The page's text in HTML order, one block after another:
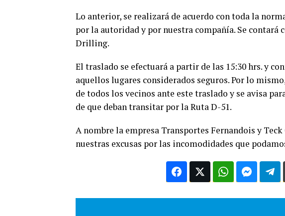
Lo anterior, se realizará de acuerdo con toda la
por la autoridad y por nuestra compañía. Se contará
Drilling.
El traslado se efectuará a partir de las 15:30 hrs. y
aquellos lugares considerados seguros. Por lo
de todos los vecinos ante este traslado y se avisa
de que deban transitar por la Ruta D-51.
A nombre la empresa Transportes Fernandois y
nuestras excusas por las incomodidades que